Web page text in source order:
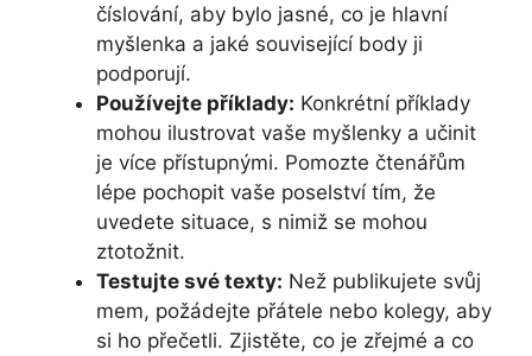
číslování, aby bylo jasné, co je hlavní
myšlenka a jaké související body ji
podporují.
Používejte příklady: Konkrétní příklady
mohou ilustrovat vaše myšlenky a učinit
je více přístupnými. Pomozte čtenářům
lépe pochopit vaše poselství tím, že
uvedete situace, s nimiž se mohou
ztotožnit.
Testujte své texty: Než publikujete svůj
mem, požádejte přátele nebo kolegy, aby
si ho přečetli. Zjistěte, co je zřejmé a co